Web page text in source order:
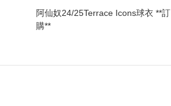
阿仙奴24/25 Terrace Icons球衣 **訂
購**